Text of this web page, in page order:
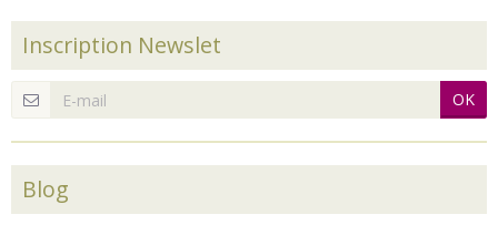
Inscription Newslet
OK
Blog